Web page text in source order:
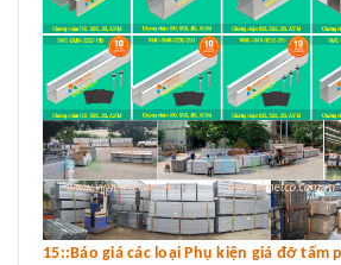
15::Báo giá các loại Phụ kiện giá đỡ tấm